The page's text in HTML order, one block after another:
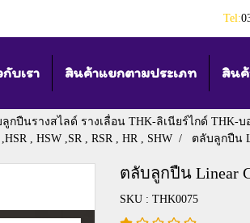
Tel:
กับเรา สินค้าแยกตามประเภท สิน
ปืนรางสไลด์ รางเลื่อน THK-ลิเนียร์ไกด์ THK-บ
, HSW ,SR , RSR , HR , SHW
ตลับลูกปืน
ตลับลูกปืน Linear
SKU : THK0075